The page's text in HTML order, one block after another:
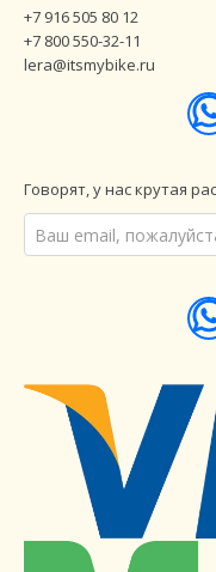
+7 916 505 80 12
+7 800 550-32-11
lera@itsmybike.ru
Говорят, у нас крутая